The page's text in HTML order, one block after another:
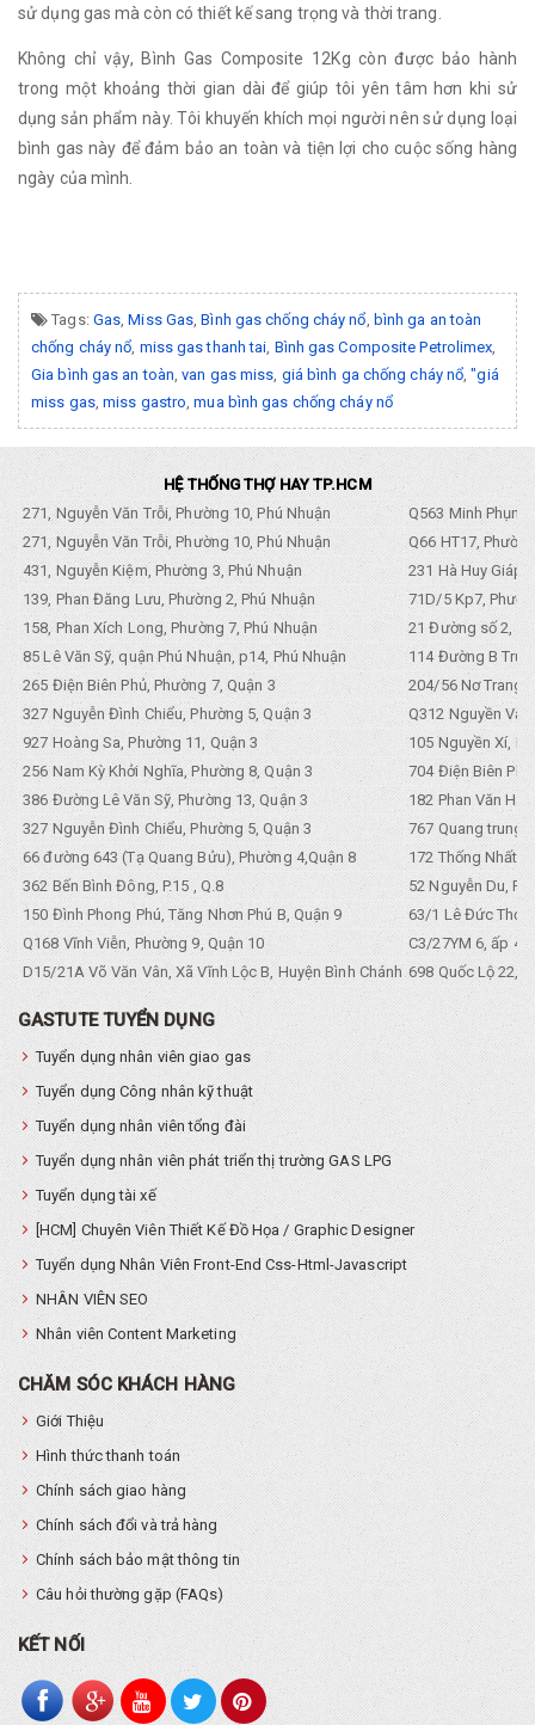
sử dụng gas mà còn có thiết kế sang trọng và thời trang.
Không chỉ vậy, Bình Gas Composite 12Kg còn được bảo hành
trong một khoảng thời gian dài để giúp tôi yên tâm hơn khi sử
dụng sản phẩm này. Tôi khuyến khích mọi người nên sử dụng loại
bình gas này để đảm bảo an toàn và tiện lợi cho cuộc sống hàng
ngày của mình.
Tags: Gas,Miss Gas,Bình gas chống cháy nổ, bình ga an toàn
chống cháy nổ, miss gas thanh tai, Bình gas Composite Petrolimex,
Gia bình gas an toàn,van gas miss, giá bình ga chống cháy nổ,"giá
miss gas,miss gastro,mua bình gas chống cháy nổ
HỆ THỐNG THỢ HAY TP.HCM
271, Nguyễn Văn Trỗi, Phường 10, Phú Nhuận
Q563 Minh
271, Nguyễn Văn Trỗi, Phường 10, Phú Nhuận
Q66 HT17,
431, Nguyễn Kiệm, Phường 3, Phú Nhuận
231 Hà Huy Giáp,
139, Phan Đăng Lưu, Phường 2, Phú Nhuận
71D/5 Kp7,
158, Phan Xích Long, Phường 7, Phú Nhuận
21 Đường số 2,
85 Lê Văn Sỹ, quận Phú Nhuận, p14, Phú Nhuận
114 Đường B
265 Điện Biên Phủ, Phường 7, Quận 3
204/56 Nơ Trang
327 Nguyễn Đình Chiểu, Phường 5, Quận 3
Q312 Nguyền
927 Hoàng Sa, Phường 11, Quận 3
105 Nguyền Xí,
256 Nam Kỳ Khởi Nghĩa, Phường 8, Quận 3
704 Điện Biên
386 Đường Lê Văn Sỹ, Phường 13, Quận 3
182 Phan Văn
327 Nguyễn Đình Chiểu, Phường 5, Quận 3
767 Quang trung,
66 đường 643 (Tạ Quang Bửu), Phường 4,Quận 8
172 Thống Nhất.
362 Bến Bình Đông, P.15 , Q.8
52 Nguyễn Du,
150 Đình Phong Phú, Tăng Nhơn Phú B, Quận 9
63/1 Lê Đức Thọ,
Q168 Vĩnh Viễn, Phường 9, Quận 10
C3/27YM 6, ấp 4,
D15/21A Võ Văn Vân, Xã Vĩnh Lộc B, Huyện Bình Chánh 698 Quốc Lộ 22,
GASTUTE TUYỂN DỤNG
Tuyển dụng nhân viên giao gas
Tuyển dụng Công nhân kỹ thuật
Tuyển dụng nhân viên tổng đài
Tuyển dụng nhân viên phát triển thị trường GAS LPG
Tuyển dụng tài xế
[HCM] Chuyên Viên Thiết Kế Đồ Họa / Graphic Designer
Tuyển dụng Nhân Viên Front-End Css-Html-Javascript
NHÂN VIÊN SEO
Nhân viên Content Marketing
CHĂM SÓC KHÁCH HÀNG
Giới Thiệu
Hình thức thanh toán
Chính sách giao hàng
Chính sách đổi và trả hàng
Chính sách bảo mật thông tin
Câu hỏi thường gặp (FAQs)
KẾT NỐI